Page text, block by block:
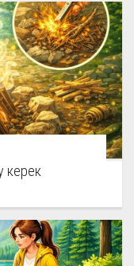
керек